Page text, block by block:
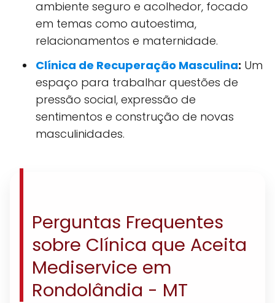
ambiente seguro e acolhedor, focado
em temas como autoestima,
relacionamentos e maternidade.
Clínica de Recuperação Masculina: Um
espaço para trabalhar questões de
pressão social, expressão de
sentimentos e construção de novas
masculinidades.
Perguntas Frequentes
sobre Clínica que Aceita
Mediservice em
Rondolândia - MT